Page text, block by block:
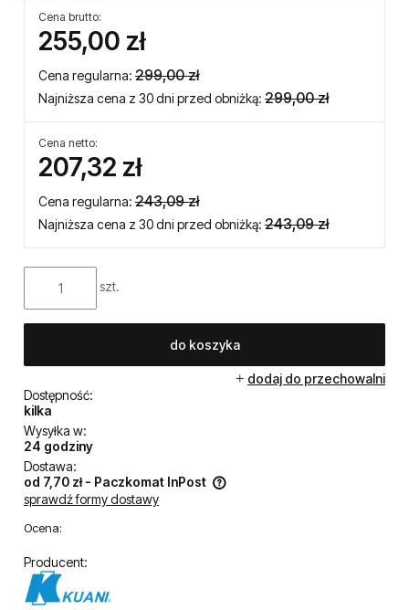
Cena brutto:
255,00 zł
Cena regularna: 299,00 zł
Najniższa cena z 30 dni przed obniżką: 299,00 zł
Cena netto:
207,32 zł
Cena regularna: 243,09 zł
Najniższa cena z 30 dni przed obniżką: 243,09 zł
szt.
do koszyka
dodaj do przechowalni
Dostępność:
kilka
Wysyłka w:
24 godziny
Dostawa:
od 7,70 zł - Paczkomat InPost
Cena nie zawiera ewentualnych kosztów płatności
sprawdź formy dostawy
Ocena:
Producent: